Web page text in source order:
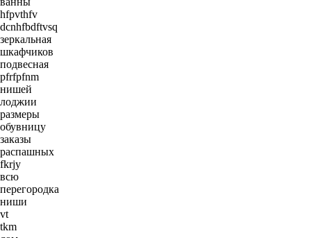
hfpvthfv
dcnhfbdftvsq
зеркальная
шкафчиков
подвесная
pfrfpfnm
нишей
лоджии
размеры
обувницу
заказы
распашных
fkrjy
всю
перегородка
ниши
vt
tkm